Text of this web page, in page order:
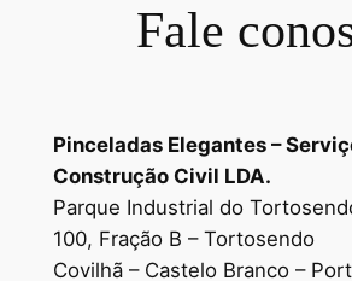
Fale
Pinceladas Elegantes –
Construção Civil LDA.
Parque Industrial do
100, Fração B – Tortosendo
Covilhã – Castelo Branco –